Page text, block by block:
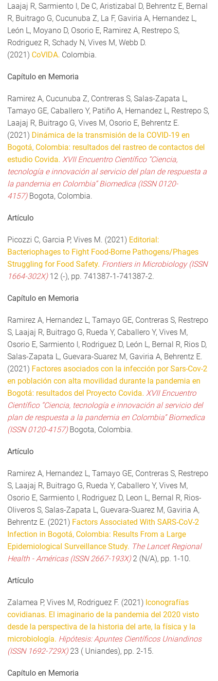
Laajaj R, Sarmiento I, De C, Aristizabal D, Behrentz E, Bernal
R, Buitrago G, Cucunuba Z, La F, Gaviria A, Hernandez L,
León L, Moyano D, Osorio E, Ramirez A, Restrepo S,
Rodriguez R, Schady N, Vives M, Webb D.
(2021) CoVIDA. Colombia.
Capítulo en Memoria
Ramirez A, Cucunuba Z, Contreras S, Salas-Zapata L,
Tamayo GE, Caballero Y, Patiño A, Hernandez L, Restrepo S,
Laajaj R, Buitrago G, Vives M, Osorio E, Behrentz E.
(2021) Dinámica de la transmisión de la COVID-19 en
Bogotá, Colombia: resultados del rastreo de contactos del
estudio Covida. XVII Encuentro Científico “Ciencia,
tecnología e innovación al servicio del plan de respuesta a
la pandemia en Colombia” Biomedica (ISSN 0120-
4157)Bogota, Colombia.
Artículo
Picozzi C, Garcia P, Vives M. (2021) Editorial:
Bacteriophages to Fight Food-Borne Pathogens/Phages
Struggling for Food Safety. Frontiers in Microbiology (ISSN
1664-302X)12 (-), pp. 741387-1-741387-2.
Capítulo en Memoria
Ramirez A, Hernandez L, Tamayo GE, Contreras S, Restrepo
S, Laajaj R, Buitrago G, Rueda Y, Caballero Y, Vives M,
Osorio E, Sarmiento I, Rodriguez D, León L, Bernal R, Rios D,
Salas-Zapata L, Guevara-Suarez M, Gaviria A, Behrentz E.
(2021) Factores asociados con la infección por Sars-Cov-2
en población con alta movilidad durante la pandemia en
Bogotá: resultados del Proyecto Covida. XVII Encuentro
Científico “Ciencia, tecnología e innovación al servicio del
plan de respuesta a la pandemia en Colombia” Biomedica
(ISSN 0120-4157)Bogota, Colombia.
Artículo
Ramirez A, Hernandez L, Tamayo GE, Contreras S, Restrepo
S, Laajaj R, Buitrago G, Rueda Y, Caballero Y, Vives M,
Osorio E, Sarmiento I, Rodriguez D, Leon L, Bernal R, Rios-
Oliveros S, Salas-Zapata L, Guevara-Suarez M, Gaviria A,
Behrentz E. (2021) Factors Associated With SARS-CoV-2
Infection in Bogotá, Colombia: Results From a Large
Epidemiological Surveillance Study. The Lancet Regional
Health - Américas (ISSN 2667-193X)2 (N/A), pp. 1-10.
Artículo
Zalamea P, Vives M, Rodriguez F. (2021) Iconografías
covidianas. El imaginario de la pandemia del 2020 visto
desde la perspectiva de la historia del arte, la física y la
microbiología. Hipótesis: Apuntes Científicos Uniandinos
(ISSN 1692-729X)23 ( Uniandes), pp. 2-15.
Capítulo en Memoria